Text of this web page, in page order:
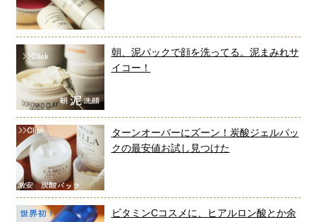
朝、泥パックで顔を洗ってる。泥まみれサ
イコー！
ターンオーバーにズーン！炭酸ジェルパッ
クの最安値お試し見つけた
ビタミンCコスメに、ヒアルロン酸とか余